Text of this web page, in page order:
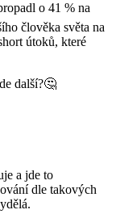
o 41 % na
člověka světa na
útoků, které
další?🤔
a jde to
dle takových